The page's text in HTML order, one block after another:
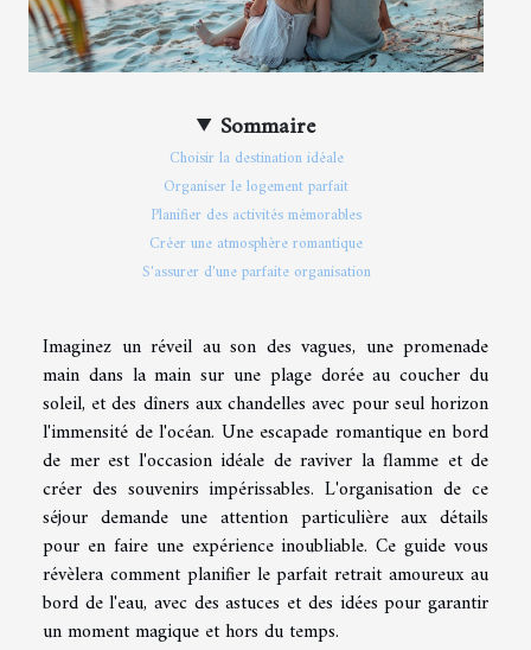
Sommaire
Choisir la destination idéale
Organiser le logement parfait
Planifier des activités mémorables
Créer une atmosphère romantique
S'assurer d'une parfaite organisation
Imaginez un réveil au son des vagues, une promenade
main dans la main sur une plage dorée au coucher du
soleil, et des dîners aux chandelles avec pour seul horizon
l'immensité de l'océan. Une escapade romantique en bord
de mer est l'occasion idéale de raviver la flamme et de
créer des souvenirs impérissables. L'organisation de ce
séjour demande une attention particulière aux détails
pour en faire une expérience inoubliable. Ce guide vous
révèlera comment planifier le parfait retrait amoureux au
bord de l'eau, avec des astuces et des idées pour garantir
un moment magique et hors du temps.